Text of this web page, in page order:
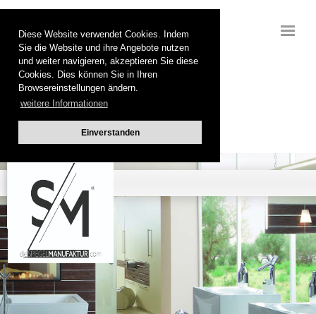
Diese Website verwendet Cookies. Indem
Sie die Website und ihre Angebote nutzen
und weiter navigieren, akzeptieren Sie diese
Cookies. Dies können Sie in Ihren
Browsereinstellungen ändern.
weitere Informationen
Einverstanden